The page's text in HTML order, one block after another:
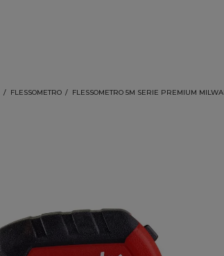
FLESSOMETRO FLESSOMETRO 5M SERIE PREMIUM